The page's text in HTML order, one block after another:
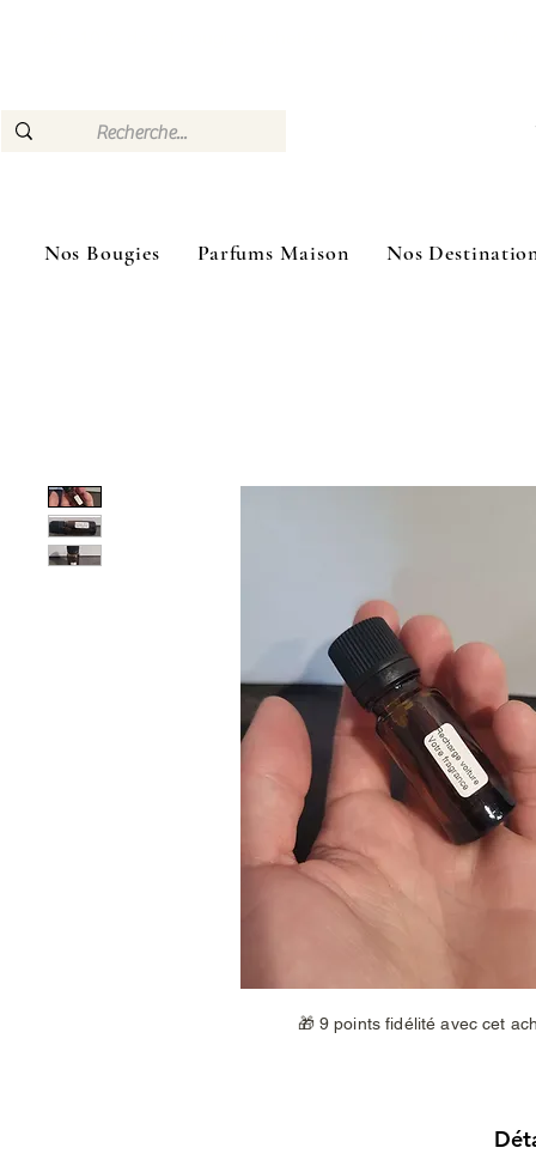
Nos Bougies Parfums Maison Nos
🎁 9 points fidélité avec cet